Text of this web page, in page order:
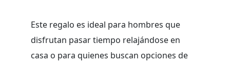
Este regalo es ideal para hombres que
disfrutan pasar tiempo relajándose en
casa o para quienes buscan opciones de